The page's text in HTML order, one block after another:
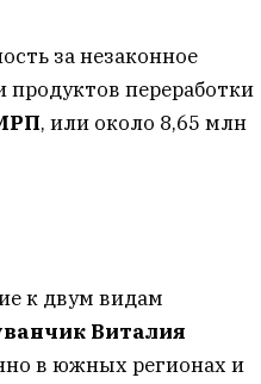
за незаконное
продуктов переработки
, или около 8,65 млн
к двум видам
Виталия
в южных регионах и